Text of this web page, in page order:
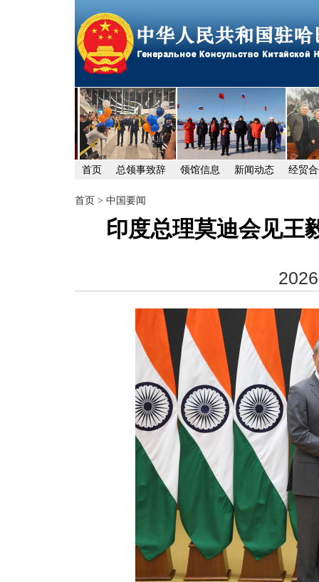
首页 总领事致辞 领馆信息 新闻动态 经贸
首页 > 中国要闻
印度总理莫迪会见王